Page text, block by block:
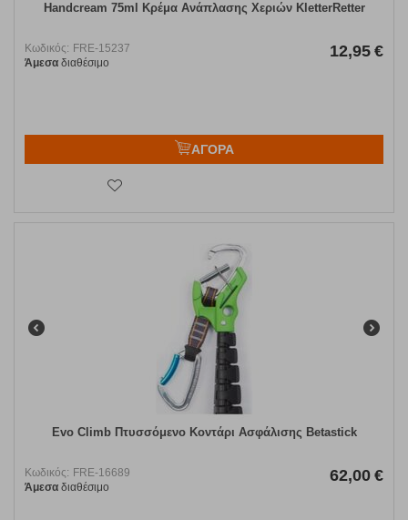
Handcream 75ml Κρέμα Ανάπλασης Χεριών KletterRetter
Κωδικός: FRE-15237
Άμεσα διαθέσιμο
12,95 €
ΑΓΟΡΑ
Evo Climb Πτυσσόμενο Κοντάρι Ασφάλισης Betastick
Κωδικός: FRE-16689
Άμεσα διαθέσιμο
62,00 €